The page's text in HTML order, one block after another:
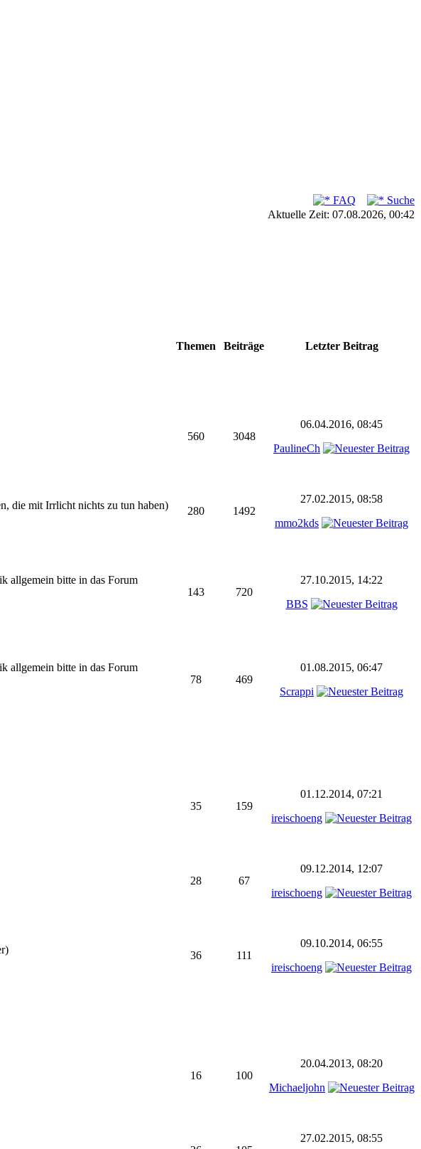
FAQ
Suche
Aktuelle Zeit: 07.08.2026, 00:42
Themen Beiträge Letzter Beitrag
560 3048
06.04.2016, 08:45
PaulineCh
die mit Irrlicht nichts zu tun haben)
280 1492
27.02.2015, 08:58
mmo2kds
allgemein bitte in das Forum
143 720
27.10.2015, 14:22
BBS
allgemein bitte in das Forum
78 469
01.08.2015, 06:47
Scrappi
35 159
01.12.2014, 07:21
ireischoeng
28 67
09.12.2014, 12:07
ireischoeng
36 111
09.10.2014, 06:55
ireischoeng
16 100
20.04.2013, 08:20
Michaeljohn
27.02.2015, 08:55